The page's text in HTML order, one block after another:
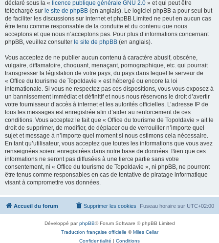
déclaré sous la « licence publique générale GNU 2.0 » et qui peut être
téléchargé sur le site de phpBB (en anglais). Le logiciel phpBB a pour seul but
de faciliter les discussions sur internet et phpBB Limited ne peut en aucun cas
être tenu comme responsable de la conduite et du contenu que nous
acceptons et que nous n’acceptons pas. Pour plus d’informations concernant
phpBB, veuillez consulter le site de phpBB (en anglais).
Vous acceptez de ne publier aucun contenu à caractère abusif, obscène,
vulgaire, diffamatoire, choquant, menaçant, pornographique, etc. qui pourrait
transgresser la législation de votre pays, du pays dans lequel le serveur de
« Office du tourisme de Topoldavie » est hébergé ou encore la loi
internationale. Si vous ne respectez pas ces dispositions, vous vous exposez à
un bannissement immédiat et définitif et nous nous réservons le droit d’avertir
votre fournisseur d’accès à internet et les autorités officielles. L’adresse IP de
tous les messages est enregistrée afin d’aider au renforcement de ces
conditions. Vous acceptez le fait que « Office du tourisme de Topoldavie » ait le
droit de supprimer, de modifier, de déplacer ou de verrouiller n’importe quel
sujet et message à n’importe quel moment si nous estimons cela nécessaire.
En tant qu’utilisateur, vous acceptez que toutes les informations que vous avez
renseignées soient enregistrées dans notre base de données. Bien que ces
informations ne seront pas diffusées à une tierce partie sans votre
consentement, ni « Office du tourisme de Topoldavie », ni phpBB, ne pourront
être tenus comme responsables en cas de tentative de piratage informatique
visant à compromettre vos données.
Accueil du forum Fuseau horaire sur UTC+02:00
Supprimer les cookies
Développé parphpBB® Forum Software © phpBB Limited
Traduction française officielle ©Miles Cellar
Confidentialité | Conditions